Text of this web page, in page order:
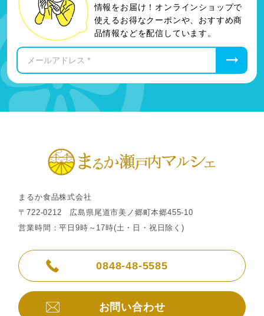
情報をお届け！オンラインショップで
使えるお得なクーポンや、おすすめ商
品情報などを配信しています。
まるか食品株式会社
〒722-0212 広島県尾道市美ノ郷町本郷455-10
営業時間：平日9時～17時(土・日・祝日除く)
0848-48-5585
お問い合わせ